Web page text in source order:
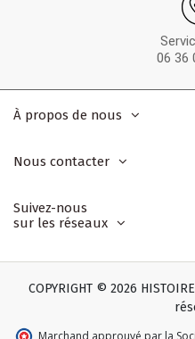
06 36
À propos de nous
Nous contacter
Suivez-nous
sur les réseaux
COPYRIGHT © 2026